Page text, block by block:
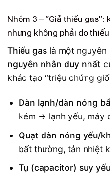
Nhóm 3 – “Giả thiếu
nhưng không phải do
Thiếu gas là một nguyên
nguyên nhân duy nhất
khác tạo “triệu chứng
Dàn lạnh/dàn nóng
kém → lạnh yếu, máy
Quạt dàn nóng yếu/
bất thường, tản nhiệt
Tụ (capacitor) suy yếu